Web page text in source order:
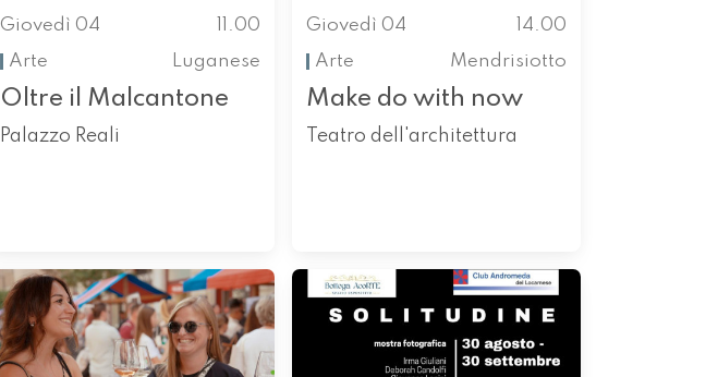
Giovedì 04
11.00
Arte
Luganese
Oltre il Malcantone
Palazzo Reali
Giovedì 04
14.00
Arte
Mendrisiotto
Make do with now
Teatro dell'architettura